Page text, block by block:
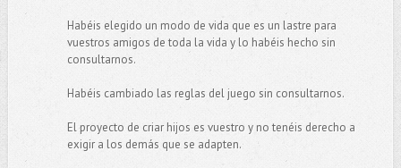
Habéis elegido un modo de vida que es un lastre para
vuestros amigos de toda la vida y lo habéis hecho sin
consultarnos.
Habéis cambiado las reglas del juego sin consultarnos.
El proyecto de criar hijos es vuestro y no tenéis derecho a
exigir a los demás que se adapten.